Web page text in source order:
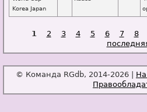
Korea Japan
1
2 3 4 5 6 7 8
© Команда RGdb, 2014-2026 |